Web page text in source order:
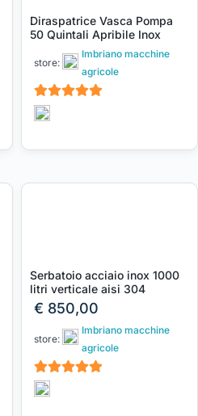
Diraspatrice Vasca Pompa
50 Quintali Apribile Inox
store:
Imbriano macchine
agricole
5
Serbatoio acciaio inox 1000
litri verticale aisi 304
€ 850,00
store:
Imbriano macchine
agricole
5